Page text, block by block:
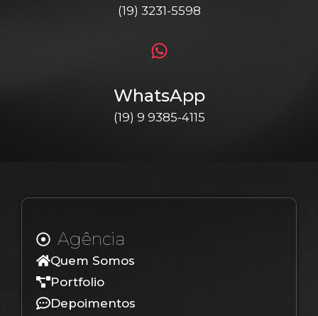
(19) 3231-5598
WhatsApp
(19) 9 9385-4115
Agência
Quem Somos
Portfolio
Depoimentos